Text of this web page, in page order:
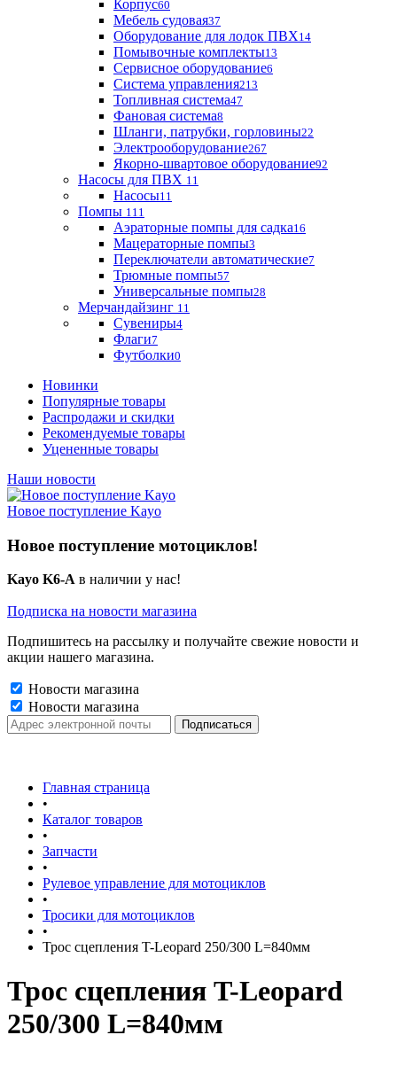
Корпус60
Мебель судовая37
Оборудование для лодок ПВХ14
Помывочные комплекты13
Сервисное оборудование6
Система управления213
Топливная система47
Фановая система8
Шланги, патрубки, горловины22
Электрооборудование267
Якорно-швартовое оборудование92
Насосы для ПВХ 11
Насосы11
Помпы 111
Аэраторные помпы для садка16
Мацераторные помпы3
Переключатели автоматические7
Трюмные помпы57
Универсальные помпы28
Мерчандайзинг 11
Сувениры4
Флаги7
Футболки0
Новинки
Популярные товары
Распродажи и скидки
Рекомендуемые товары
Уцененные товары
Наши новости
Новое поступление Kayo
Новое поступление мотоциклов!
Kayo K6-A в наличии у нас!
Подписка на новости магазина
Подпишитесь на рассылку и получайте свежие новости и
акции нашего магазина.
Новости магазина
Новости магазина
Главная страница
•
Каталог товаров
•
Запчасти
•
Рулевое управление для мотоциклов
•
Тросики для мотоциклов
•
Трос сцепления T-Leopard 250/300 L=840мм
Трос сцепления T-Leopard
250/300 L=840мм